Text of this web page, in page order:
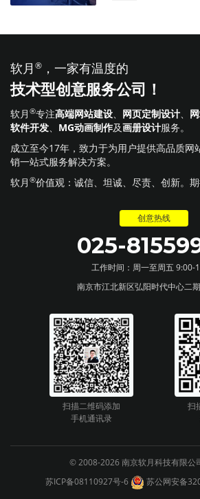
软月 ® ，一家有温度的
技术型创意服务公司！
软月 ®专注高端网站建设 网页定制设计
软件开发
MG动画制作及画册设计服务。
成立至今17年，致力于为用户提供高品质网
销一站式服务解决方案。
软月 ®价值观：诚信、坦诚、尽责、创新。期
创意热线
025-
工作时间：周一至周五 9:00-
南京市江北新区弘阳时代中心二
扫描二维码添加
手机通讯录
扫
© 2008-2026 南京软月科技有限公
苏ICP备08110927号-6
苏公网安备